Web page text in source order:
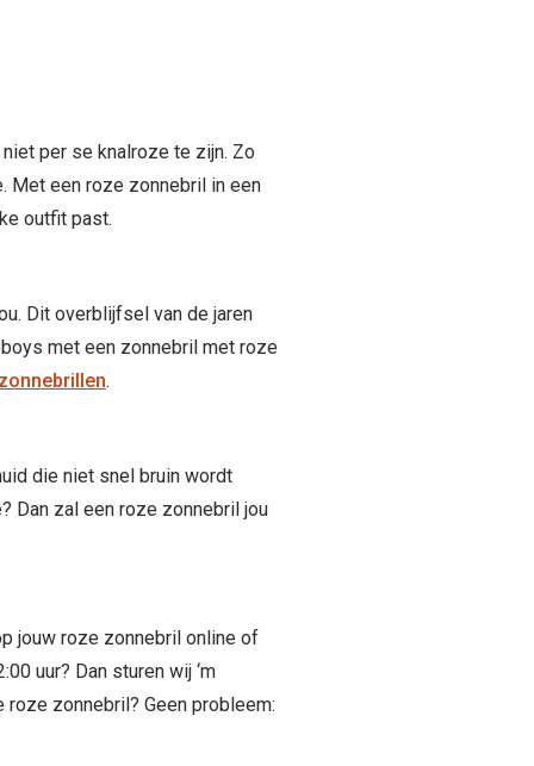
per se knalroze te zijn. Zo
Met een roze zonnebril in een
outfit past.
Dit overblijfsel van de jaren
met een zonnebril met roze
.
die niet snel bruin wordt
Dan zal een roze zonnebril jou
jouw roze zonnebril online of
uur? Dan sturen wij ‘m
zonnebril? Geen probleem: